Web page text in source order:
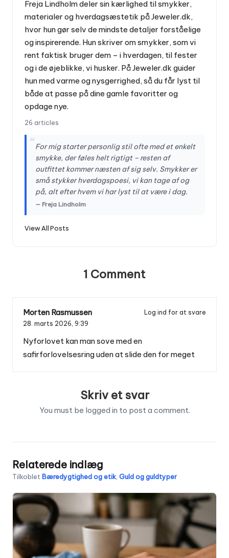
Freja Lindholm deler sin kærlighed til smykker,
materialer og hverdagsæstetik på Jeweler.dk,
hvor hun gør selv de mindste detaljer forståelige
og inspirerende. Hun skriver om smykker, som vi
rent faktisk bruger dem – i hverdagen, til fester
og i de øjeblikke, vi husker. På Jeweler.dk guider
hun med varme og nysgerrighed, så du får lyst til
både at passe på dine gamle favoritter og
opdage nye.
26 articles
“ For mig starter personlig stil ofte med et enkelt
smykke, der føles helt rigtigt – resten af
outfittet kommer næsten af sig selv. Smykker er
små stykker hverdagspoesi, vi kan tage af og
på, alt efter hvem vi har lyst til at være i dag.
— Freja Lindholm
View All Posts
1 Comment
Morten Rasmussen
Log ind for at svare
28. marts 2026, 9:39
Nyforlovet kan man sove med en
safirforlovelsesring uden at slide den for meget
Skriv et svar
You must be logged in to post a comment.
Relaterede indlæg
Tilkoblet Bæredygtighed og etik, Guld og guldtyper